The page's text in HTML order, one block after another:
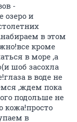
-
озеро и
в этом
кроме
в море ,а
шоб засохла
в воде не
,ждем пока
подольше не
в